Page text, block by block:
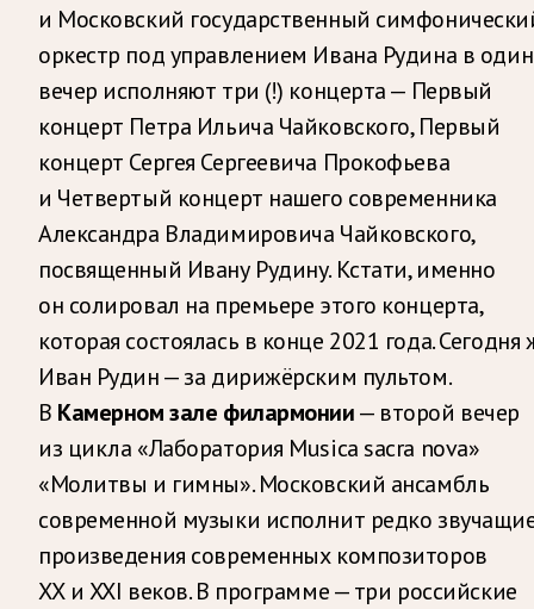
и Московский государственный
оркестр под управлением Ивана Рудина в один
вечер исполняют три (!) концерта — Первый
концерт Петра Ильича Чайковского, Первый
концерт Сергея Сергеевича Прокофьева
и Четвертый концерт нашего современника
Александра Владимировича Чайковского,
посвященный Ивану Рудину. Кстати, именно
он солировал на премьере этого концерта,
которая состоялась в конце 2021 года. Сегодня
Иван Рудин — за дирижёрским пультом.
В Камерном зале филармонии— второй вечер
из цикла «Лаборатория Musica sacra nova»
«Молитвы и гимны». Московский ансамбль
современной музыки исполнит редко
произведения современных композиторов
ХХ и ХХI веков. В программе — три российские